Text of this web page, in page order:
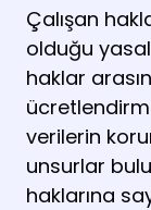
Çalışan
olduğu
haklar
verilerin
unsurlar
haklarına